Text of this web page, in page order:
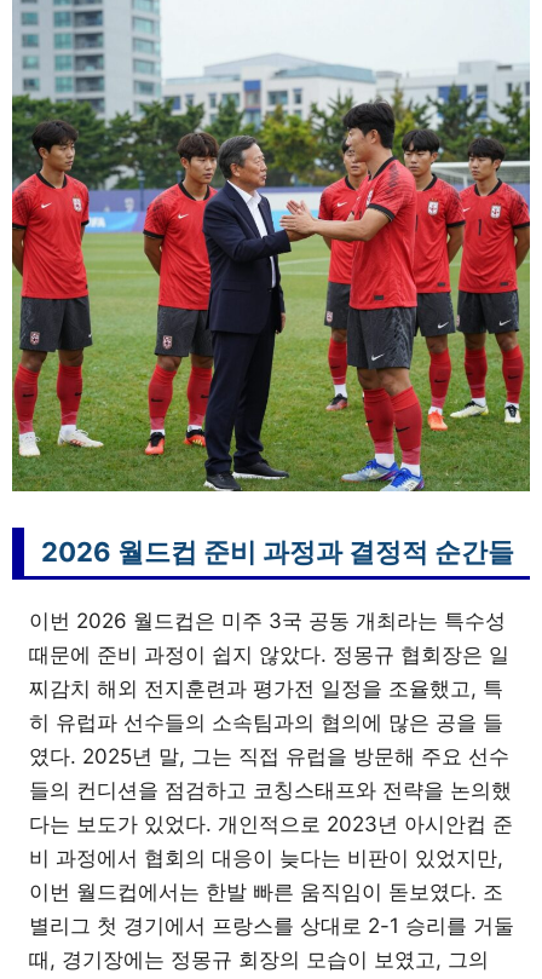
2026 월드컵 준비 과정과 결정적 순간들
이번 2026 월드컵은 미주 3국 공동 개최라는 특수성
때문에 준비 과정이 쉽지 않았다. 정몽규 협회장은 일
찌감치 해외 전지훈련과 평가전 일정을 조율했고, 특
히 유럽파 선수들의 소속팀과의 협의에 많은 공을 들
였다. 2025년 말, 그는 직접 유럽을 방문해 주요 선수
들의 컨디션을 점검하고 코칭스태프와 전략을 논의했
다는 보도가 있었다. 개인적으로 2023년 아시안컵 준
비 과정에서 협회의 대응이 늦다는 비판이 있었지만,
이번 월드컵에서는 한발 빠른 움직임이 돋보였다. 조
별리그 첫 경기에서 프랑스를 상대로 2-1 승리를 거둘
때, 경기장에는 정몽규 회장의 모습이 보였고, 그의